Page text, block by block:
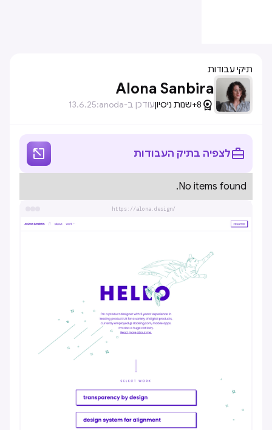
תיקי עבודות
Alona Sanbira

8+ שנות ניסיוןעודכן ב-anoda: 13.6.25
לצפיה בתיק העבודות 
No items found.
https://alona.design/